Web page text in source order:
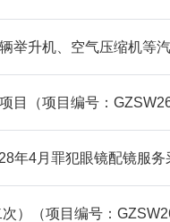
举升机、空气压缩机等
目（项目编号：
年4月罪犯眼镜配镜服
）（项目编号：